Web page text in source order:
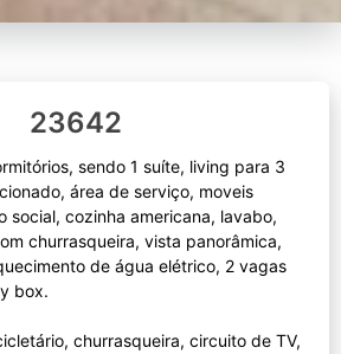
23642
sendo 1 suíte, living para 3
área de serviço, moveis
social, cozinha americana, lavabo,
churrasqueira, vista panorâmica,
de água elétrico, 2 vagas
box.
churrasqueira, circuito de TV,